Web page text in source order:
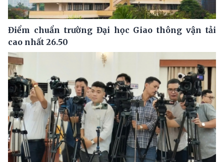
Điểm chuẩn trường Đại học Giao thông vận tải
cao nhất 26.50